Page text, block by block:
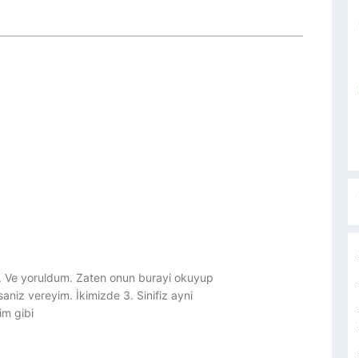
yoruldum. Zaten onun burayi okuyup
vereyim. İkimizde 3. Sinifiz ayni
gibi